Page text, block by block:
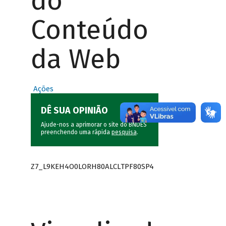
Conteúdo
da Web
Ações
DÊ SUA OPINIÃO
Ajude-nos a aprimorar o site do BNDES
preenchendo uma rápida pesquisa.
Z7_L9KEH4O0LORH80ALCLTPF80SP4